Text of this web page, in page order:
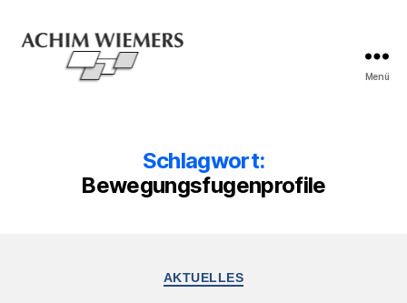
Menü
Schlagwort:
Bewegungsfugenprofile
AKTUELLES